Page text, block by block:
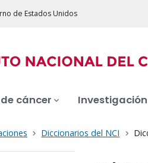
de Estados Unidos
cáncer Investigación
Diccionarios del NCI